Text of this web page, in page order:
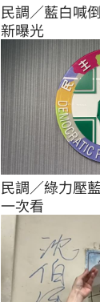
民調／藍白喊
新曝光
民調／綠力壓
一次看